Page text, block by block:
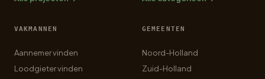
VAKMANNEN
Aannemer vinden
Loodgieter vinden
GEMEENTEN
Noord-Holland
Zuid-Holland